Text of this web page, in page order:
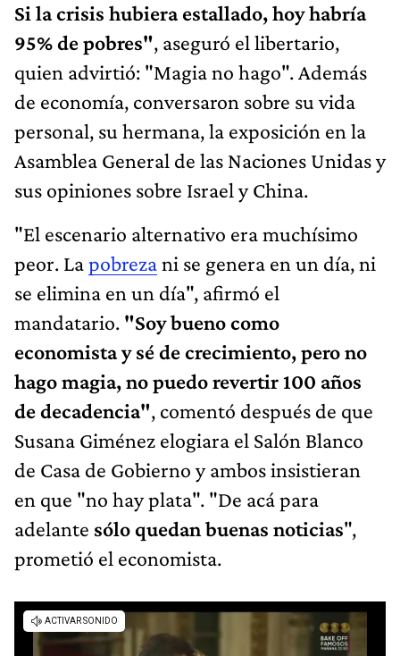
Si la crisis hubiera estallado, hoy habría
95% de pobres", aseguró el libertario,
quien advirtió: "Magia no hago". Además
de economía, conversaron sobre su vida
personal, su hermana, la exposición en la
Asamblea General de las Naciones Unidas y
sus opiniones sobre Israel y China.
"El escenario alternativo era muchísimo
peor. Lapobrezani se genera en un día, ni
se elimina en un día", afirmó el
mandatario. "Soy bueno como
economista y sé de crecimiento, pero no
hago magia, no puedo revertir 100 años
de decadencia", comentó después de que
Susana Giménez elogiara el Salón Blanco
de Casa de Gobierno y ambos insistieran
en que "no hay plata". "De acá para
adelante sólo quedan buenas noticias",
prometió el economista.